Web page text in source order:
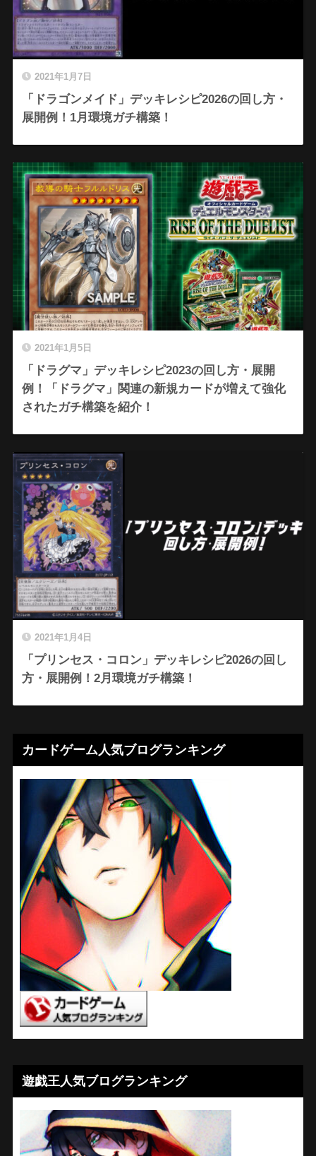
2021年1月7日
「ドラゴンメイド」デッキレシピ2026の回し方・
展開例！1月環境ガチ構築！
2021年1月5日
「ドラグマ」デッキレシピ2023の回し方・展開
例！「ドラグマ」関連の新規カードが増えて強化
されたガチ構築を紹介！
2021年1月4日
「プリンセス・コロン」デッキレシピ2026の回し
方・展開例！2月環境ガチ構築！
カードゲーム人気ブログランキング
遊戯王人気ブログランキング